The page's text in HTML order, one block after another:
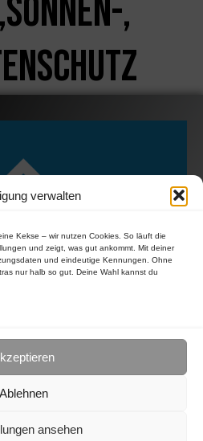
verwalten
Kekse – wir nutzen Cookies. So läuft die
und zeigt, was gut ankommt. Mit deiner
und eindeutige Kennungen. Ohne
nur halb so gut. Deine Wahl kannst du
Ablehnen
ansehen
,